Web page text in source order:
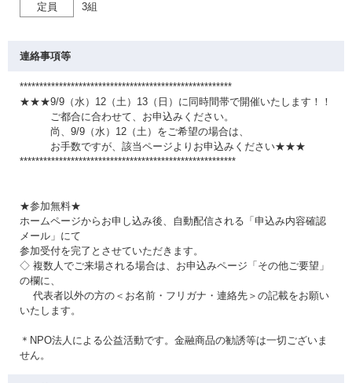
定員 3組
連絡事項等
******************************************************
★★★9/9（水）12（土）13（日）に同時間帯で開催いたします！！
ご都合に合わせて、お申込みください。
尚、9/9（水）12（土）をご希望の場合は、
お手数ですが、該当ページよりお申込みください★★★
*******************************************************
★参加無料★
ホームページからお申し込み後、自動配信される「申込み内容確認
メール」にて
参加受付を完了とさせていただきます。
◇ 複数人でご来場される場合は、お申込みページ「その他ご要望」
の欄に、
代表者以外の方の＜お名前・フリガナ・連絡先＞の記載をお願い
いたします。
＊NPO法人による公益活動です。金融商品の勧誘等は一切ございま
せん。